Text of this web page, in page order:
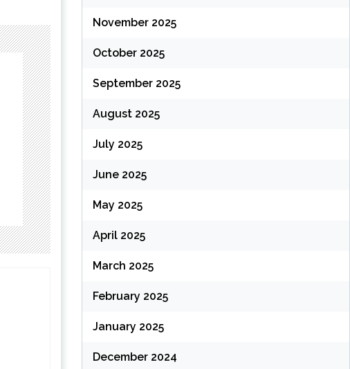
November 2025
October 2025
September 2025
August 2025
July 2025
June 2025
May 2025
April 2025
March 2025
February 2025
January 2025
December 2024